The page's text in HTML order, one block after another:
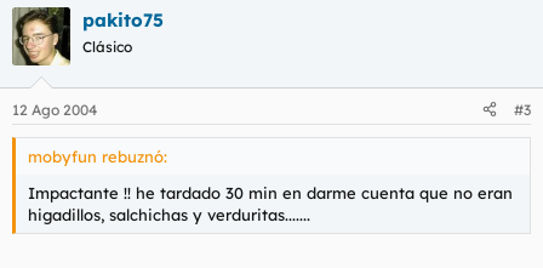
pakito75
Clásico
12 Ago 2004 #3
mobyfun rebuznó:
Impactante !! he tardado 30 min en darme cuenta que no eran
higadillos, salchichas y verduritas.......